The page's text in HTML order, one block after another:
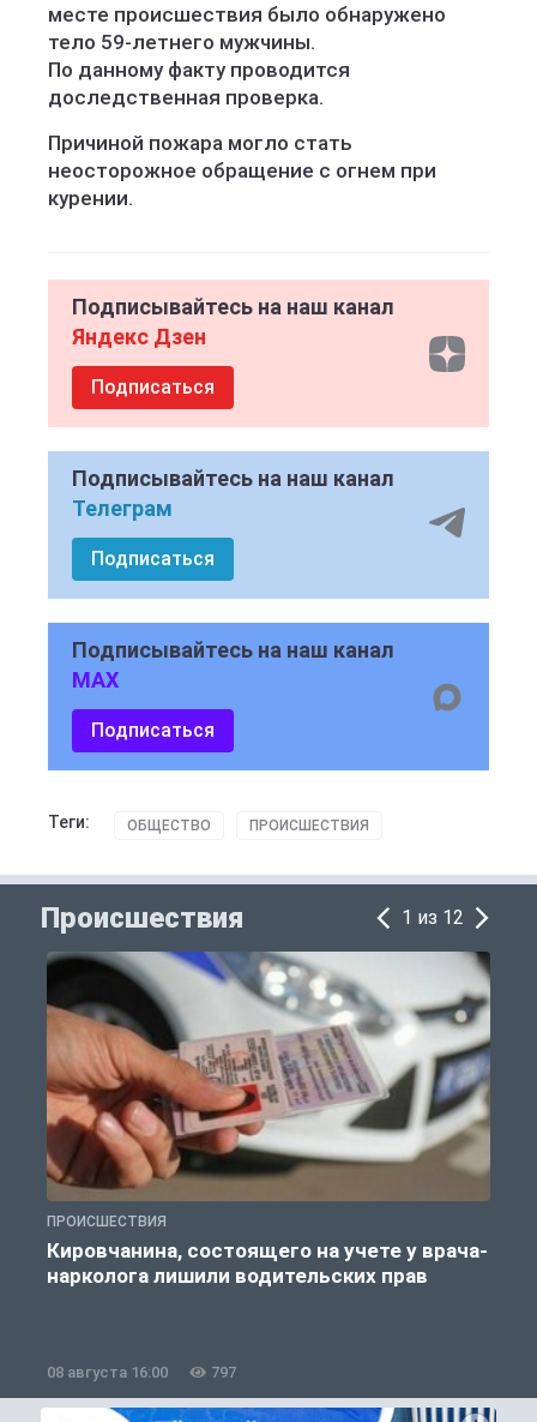
месте происшествия было обнаружено
тело 59-летнего мужчины.
По данному факту проводится
доследственная проверка.
Причиной пожара могло стать
неосторожное обращение с огнем при
курении.
Подписывайтесь на наш канал
Яндекс Дзен
Подписаться
Подписывайтесь на наш канал
Телеграм
Подписаться
Подписывайтесь на наш канал
MAX
Подписаться
Теги: ОБЩЕСТВО ПРОИСШЕСТВИЯ
Происшествия 1 из 12
ПРОИСШЕСТВИЯ
Кировчанина, состоящего на учете у врача-
нарколога лишили водительских прав
08 августа 16:00 797